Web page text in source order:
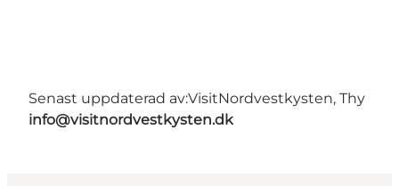
Senast uppdaterad av:VisitNordvestkysten, Thy
info@visitnordvestkysten.dk